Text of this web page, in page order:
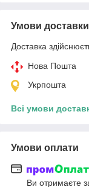
Умови доставки
Доставка
Нова Пошта
Укрпошта
Всі умови
Умови оплати
Ви отримаєте